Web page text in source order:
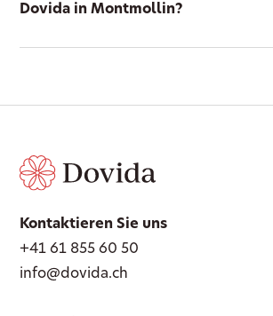
Dovida in Montmollin?
Kontaktieren Sie uns
+41 61 855 60 50
info@dovida.ch